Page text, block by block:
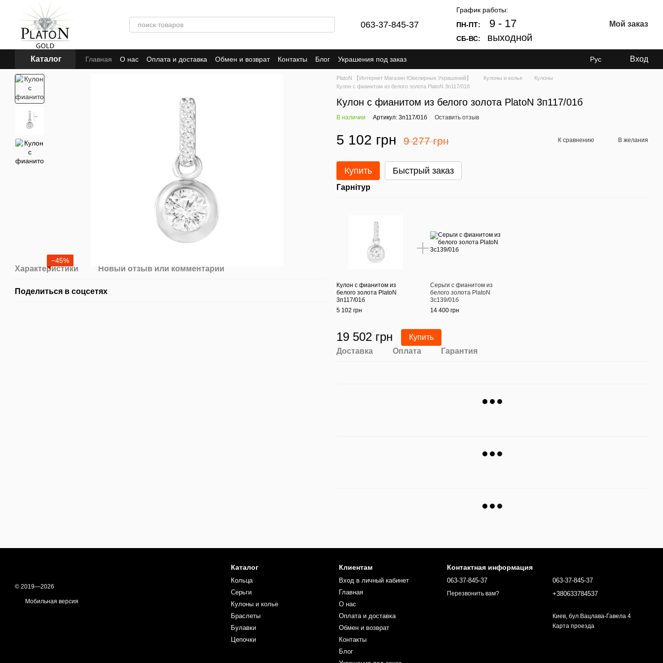
Перейти к основному контенту
063-37-845-37
График работы:
ПН-ПТ:
9 - 17
СБ-ВС: выходной
Мой заказ
Каталог Главная О нас Оплата и доставка Обмен и возврат Контакты Блог Украшения под заказ Рус Вход
−45%
Характеристики Новый отзыв или комментарий
Поделиться в соцсетях
PlatoN 【Интернет Магазин Ювелирных Украшений】 Кулоны и колье
Кулоны
Кулон с фианитом из белого золота PlatoN 3п117/01б
Кулон с фианитом из белого золота PlatoN 3п117/01б
В наличии Артикул: 3п117/01б Оставить отзыв
5 102 грн 9 277 грн К сравнению В желания
Купить Быстрый заказ
Гарнітур
Кулон с фианитом из
белого золота PlatoN
3п117/01б
5 102 грн
Серьги с фианитом из
белого золота PlatoN
3с139/01б
14 400 грн
19 502 грн
Купить
Доставка
Оплата Гарантия
© 2019—2026
Мобильная версия
Каталог
Кольца
Серьги
Кулоны и колье
Браслеты
Булавки
Цепочки
Клиентам
Вход в личный кабинет
Главная
О нас
Оплата и доставка
Обмен и возврат
Контакты
Блог
Контактная информация
063-37-845-37
Перезвонить вам?
063-37-845-37
+380633784537
Киев, бул.Вацлава-Гавела 4
Карта проезда